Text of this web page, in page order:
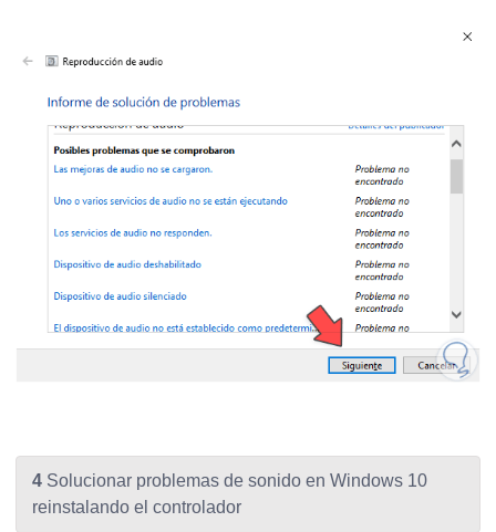
4 Solucionar problemas de sonido en Windows 10
reinstalando el controlador